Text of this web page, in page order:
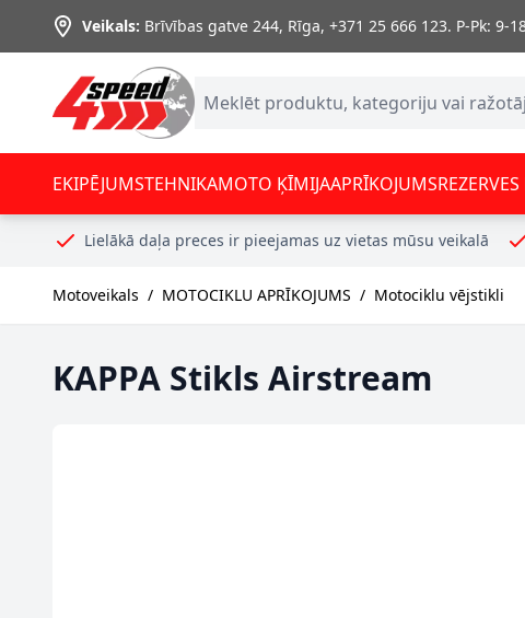
Skip to Content
Veikals: Brīvības gatve 244, Rīga, +371 25 666 123. P-Pk: 9-
EKIPĒJUMSTEHNIKAMOTO ĶĪMIJAAPRĪKOJUMS
Lielākā daļa preces ir pieejamas uz vietas mūsu veikalā
Motoveikals / MOTOCIKLU APRĪKOJUMS / Motociklu vējstikli
KAPPA Stikls Airstream